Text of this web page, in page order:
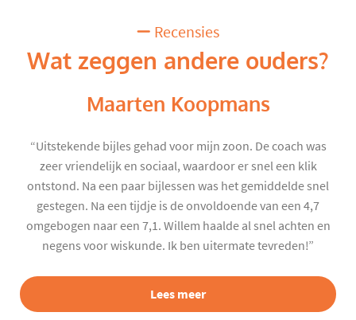
Recensies
Wat zeggen andere ouders?
Maarten Koopmans
“Uitstekende bijles gehad voor mijn zoon. De coach was
zeer vriendelijk en sociaal, waardoor er snel een klik
ontstond. Na een paar bijlessen was het gemiddelde snel
gestegen. Na een tijdje is de onvoldoende van een 4,7
omgebogen naar een 7,1. Willem haalde al snel achten en
negens voor wiskunde. Ik ben uitermate tevreden!”
Lees meer